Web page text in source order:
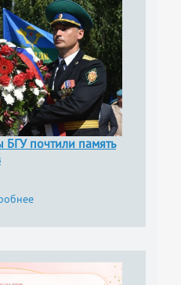
БГУ почтили память